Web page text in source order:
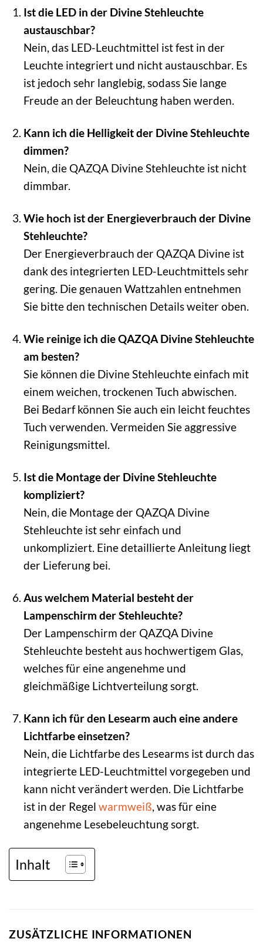
Ist die LED in der Divine Stehleuchte
austauschbar?
Nein, das LED-Leuchtmittel ist fest in der
Leuchte integriert und nicht austauschbar. Es
ist jedoch sehr langlebig, sodass Sie lange
Freude an der Beleuchtung haben werden.
Kann ich die Helligkeit der Divine Stehleuchte
dimmen?
Nein, die QAZQA Divine Stehleuchte ist nicht
dimmbar.
Wie hoch ist der Energieverbrauch der Divine
Stehleuchte?
Der Energieverbrauch der QAZQA Divine ist
dank des integrierten LED-Leuchtmittels sehr
gering. Die genauen Wattzahlen entnehmen
Sie bitte den technischen Details weiter oben.
Wie reinige ich die QAZQA Divine Stehleuchte
am besten?
Sie können die Divine Stehleuchte einfach mit
einem weichen, trockenen Tuch abwischen.
Bei Bedarf können Sie auch ein leicht feuchtes
Tuch verwenden. Vermeiden Sie aggressive
Reinigungsmittel.
Ist die Montage der Divine Stehleuchte
kompliziert?
Nein, die Montage der QAZQA Divine
Stehleuchte ist sehr einfach und
unkompliziert. Eine detaillierte Anleitung liegt
der Lieferung bei.
Aus welchem Material besteht der
Lampenschirm der Stehleuchte?
Der Lampenschirm der QAZQA Divine
Stehleuchte besteht aus hochwertigem Glas,
welches für eine angenehme und
gleichmäßige Lichtverteilung sorgt.
Kann ich für den Lesearm auch eine andere
Lichtfarbe einsetzen?
Nein, die Lichtfarbe des Lesearms ist durch das
integrierte LED-Leuchtmittel vorgegeben und
kann nicht verändert werden. Die Lichtfarbe
ist in der Regel warmweiß, was für eine
angenehme Lesebeleuchtung sorgt.
Inhalt
ZUSÄTZLICHE INFORMATIONEN